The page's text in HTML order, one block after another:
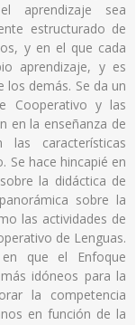
aprendizaje sea
estructurado de
y en el que cada
aprendizaje, y es
demás. Se da un
Cooperativo y las
en la enseñanza de
las características
Se hace hincapié en
la didáctica de
sobre la
las actividades de
de Lenguas.
que el Enfoque
idóneos para la
la competencia
en función de la